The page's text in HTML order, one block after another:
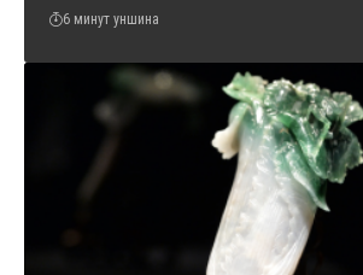
6 минут уншина